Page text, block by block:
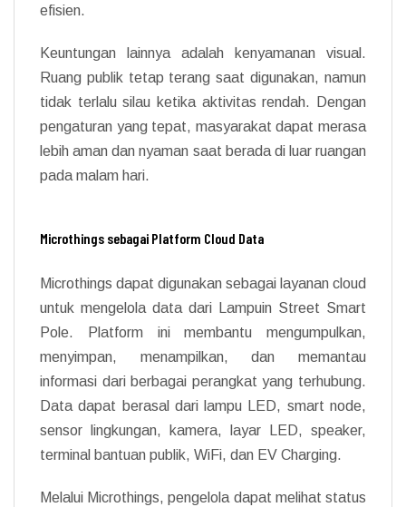
efisien.
Keuntungan lainnya adalah kenyamanan visual.
Ruang publik tetap terang saat digunakan, namun
tidak terlalu silau ketika aktivitas rendah. Dengan
pengaturan yang tepat, masyarakat dapat merasa
lebih aman dan nyaman saat berada di luar ruangan
pada malam hari.
Microthings sebagai Platform Cloud Data
Microthings dapat digunakan sebagai layanan cloud
untuk mengelola data dari Lampuin Street Smart
Pole. Platform ini membantu mengumpulkan,
menyimpan, menampilkan, dan memantau
informasi dari berbagai perangkat yang terhubung.
Data dapat berasal dari lampu LED, smart node,
sensor lingkungan, kamera, layar LED, speaker,
terminal bantuan publik, WiFi, dan EV Charging.
Melalui Microthings, pengelola dapat melihat status